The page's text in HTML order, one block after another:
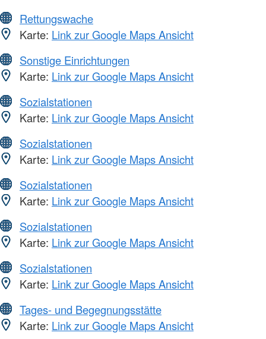
Rettungswache
Karte: Link zur Google Maps Ansicht
Sonstige Einrichtungen
Karte: Link zur Google Maps Ansicht
Sozialstationen
Karte: Link zur Google Maps Ansicht
Sozialstationen
Karte: Link zur Google Maps Ansicht
Sozialstationen
Karte: Link zur Google Maps Ansicht
Sozialstationen
Karte: Link zur Google Maps Ansicht
Sozialstationen
Karte: Link zur Google Maps Ansicht
Tages- und Begegnungsstätte
Karte: Link zur Google Maps Ansicht